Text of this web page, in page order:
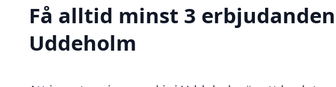
Få alltid minst 3
Uddeholm